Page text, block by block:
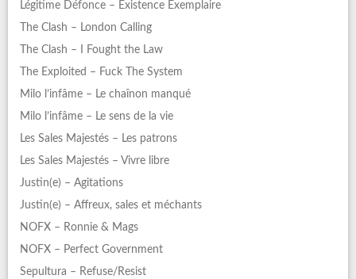
Légitime Défonce – Existence Exemplaire
The Clash – London Calling
The Clash – I Fought the Law
The Exploited – Fuck The System
Milo l’infâme – Le chaînon manqué
Milo l’infâme – Le sens de la vie
Les Sales Majestés – Les patrons
Les Sales Majestés – Vivre libre
Justin(e) – Agitations
Justin(e) – Affreux, sales et méchants
NOFX – Ronnie & Mags
NOFX – Perfect Government
Sepultura – Refuse/Resist